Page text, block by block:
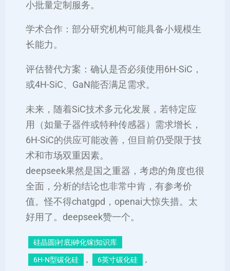
小批量定制服务。
学术合作：部分研究机构可能具备小规模生
长能力。
评估替代方案：确认是否必须使用6H-SiC，
或4H-SiC、GaN能否满足需求。
未来，随着SiC技术多元化发展，若特定应
用（如量子器件或特种传感器）需求增长，
6H-SiC的供应可能改善，但目前仍受限于技
术和市场双重因素。
deepseek果然是国之重器，考虑的角度也很
全面，分析的结论也非常中肯，有参考价
值。怪不得chatgpd，openai大惊失措。太
好用了。deepseek赞一个。
硅晶圆|衬底|砷化镓|知识库
6H-N型碳化硅 , 6英寸碳化硅 ,